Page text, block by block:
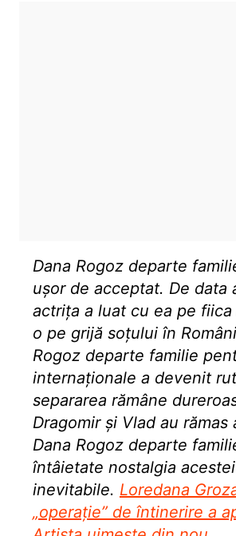
Dana Rogoz departe
ușor de acceptat. De data
actrița a luat cu ea pe fiica
o pe grijă soțului în
Rogoz departe familie
internaționale a devenit
separarea rămâne
Dragomir și Vlad au rămas
Dana Rogoz departe
întâietate nostalgia
inevitabile. Loredana
„operație” de întinerire a